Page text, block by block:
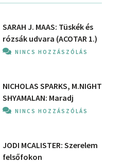
SARAH J. MAAS: Tüskék és
rózsák udvara (ACOTAR 1.)
NINCS HOZZÁSZÓLÁS
NICHOLAS SPARKS, M.NIGHT
SHYAMALAN: Maradj
NINCS HOZZÁSZÓLÁS
JODI MCALISTER: Szerelem
felsőfokon